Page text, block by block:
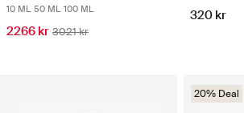
10 ML 50 ML 100 ML
2266 kr 3021 kr
320 kr
20% Deal